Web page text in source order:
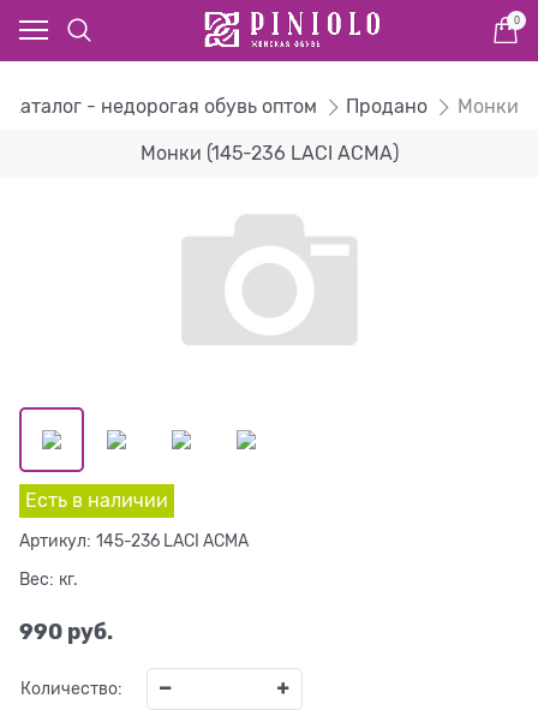
0
Каталог - недорогая обувь оптом Продано Монки
Монки (145-236 LACI ACMA)
Есть в наличии
Артикул: 145-236 LACI ACMA
Вес: кг.
990 руб.
Количество: